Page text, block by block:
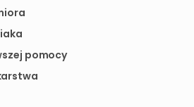
pomocy